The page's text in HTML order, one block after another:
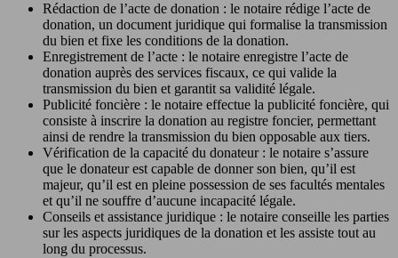
Rédaction de l’acte de donation : le notaire rédige l’acte de
donation, un document juridique qui formalise la transmission
du bien et fixe les conditions de la donation.
Enregistrement de l’acte : le notaire enregistre l’acte de
donation auprès des services fiscaux, ce qui valide la
transmission du bien et garantit sa validité légale.
Publicité foncière : le notaire effectue la publicité foncière, qui
consiste à inscrire la donation au registre foncier, permettant
ainsi de rendre la transmission du bien opposable aux tiers.
Vérification de la capacité du donateur : le notaire s’assure
que le donateur est capable de donner son bien, qu’il est
majeur, qu’il est en pleine possession de ses facultés mentales
et qu’il ne souffre d’aucune incapacité légale.
Conseils et assistance juridique : le notaire conseille les parties
sur les aspects juridiques de la donation et les assiste tout au
long du processus.